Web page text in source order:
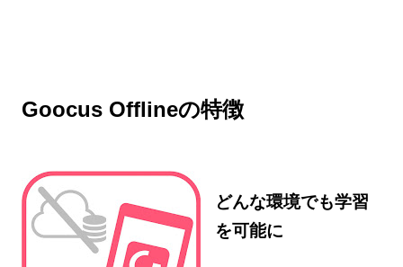
Goocus Offlineの特徴
どんな環境でも学習
を可能に